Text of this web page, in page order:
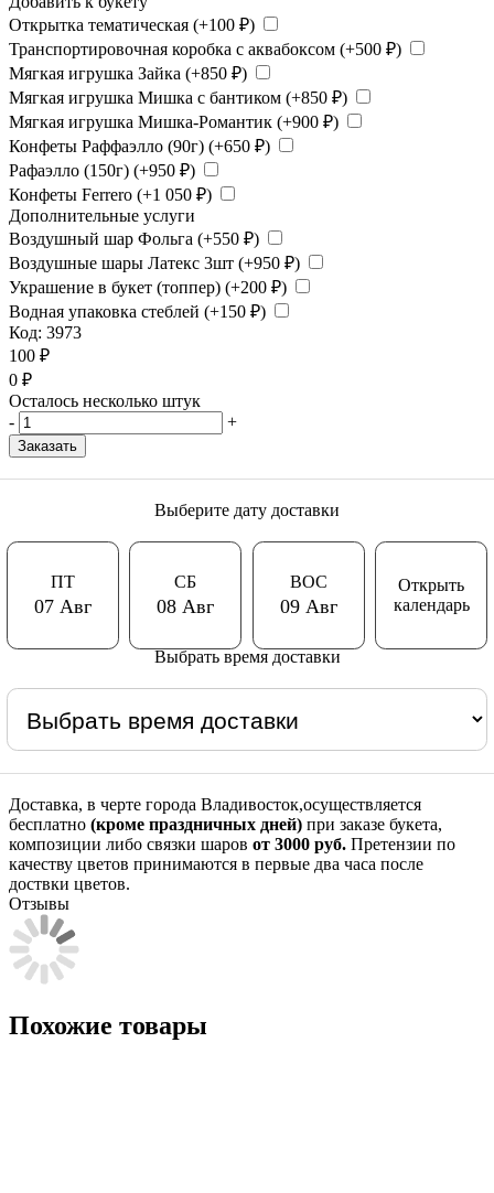
Открытка тематическая (+100 ₽)
Транспортировочная коробка с аквабоксом (+500 ₽)
Мягкая игрушка Зайка (+850 ₽)
Мягкая игрушка Мишка с бантиком (+850 ₽)
Мягкая игрушка Мишка-Романтик (+900 ₽)
Конфеты Раффаэлло (90г) (+650 ₽)
Рафаэлло (150г) (+950 ₽)
Конфеты Ferrero (+1 050 ₽)
Дополнительные услуги
Воздушный шар Фольга (+550 ₽)
Воздушные шары Латекс 3шт (+950 ₽)
Украшение в букет (топпер) (+200 ₽)
Водная упаковка стеблей (+150 ₽)
Код: 3973
100 ₽
0 ₽
Осталось несколько штук
-
+
Заказать
Выберите дату доставки
ПТ
07 Авг
СБ
08 Авг
ВОС
09 Авг
Открыть
календарь
Выбрать время доставки
Доставка, в черте города Владивосток,осуществляется
бесплатно (кроме праздничных дней) при заказе букета,
композиции либо связки шаров от 3000 руб. Претензии по
качеству цветов принимаются в первые два часа после
доствки цветов.
Отзывы
Похожие товары